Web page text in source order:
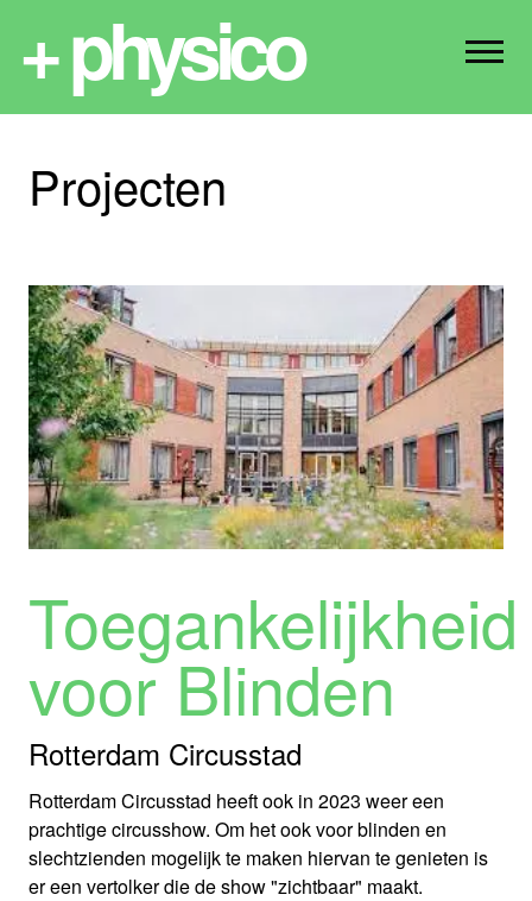
+ physico
Projecten
Toegankelijkheid
voor Blinden
Rotterdam Circusstad
Rotterdam Circusstad heeft ook in 2023 weer een
prachtige circusshow. Om het ook voor blinden en
slechtzienden mogelijk te maken hiervan te genieten is
er een vertolker die de show "zichtbaar" maakt.